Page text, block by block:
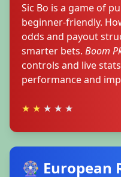
Sic Bo is a game of
beginner-friendly.
odds and payout
smarter bets. Boom
controls and live
performance and
★ ★ ★ ★ ★
🎡 European